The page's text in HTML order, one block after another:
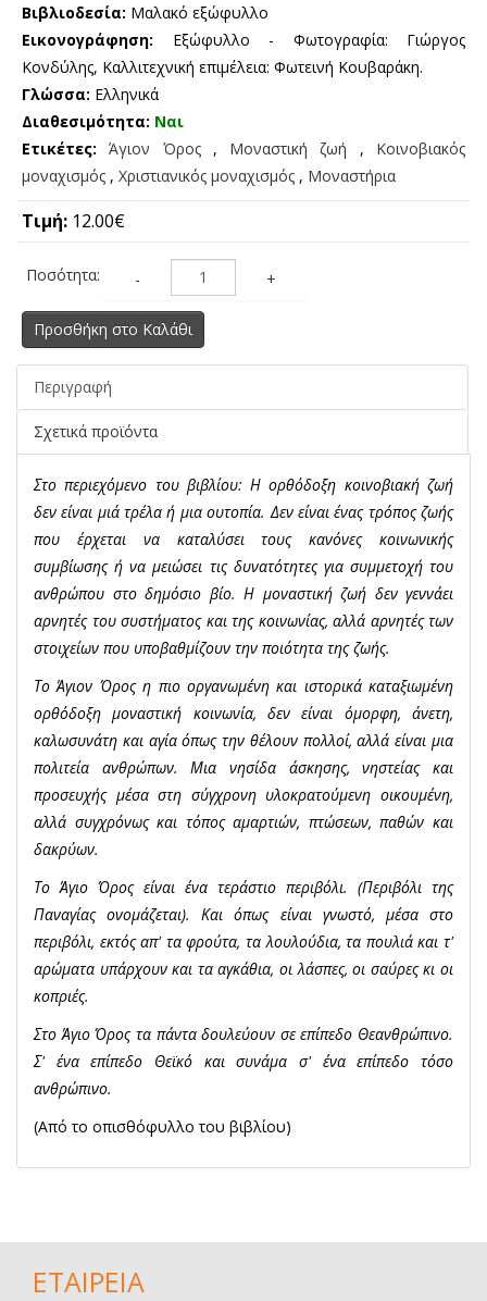
Βιβλιοδεσία: Μαλακό εξώφυλλο
Εικονογράφηση: Εξώφυλλο - Φωτογραφία: Γιώργος
Κονδύλης, Καλλιτεχνική επιμέλεια: Φωτεινή Κουβαράκη.
Γλώσσα: Ελληνικά
Διαθεσιμότητα: Ναι
Ετικέτες:
Άγιον Όρος, Μοναστική ζωή , Κοινοβιακός
μοναχισμός , Χριστιανικός μοναχισμός , Μοναστήρια
Τιμή: 12.00€
Ποσότητα: - +
Προσθήκη στο Καλάθι
Περιγραφή
Σχετικά προϊόντα
Στο περιεχόμενο του βιβλίου: Η ορθόδοξη κοινοβιακή ζωή
δεν είναι μιά τρέλα ή μια ουτοπία. Δεν είναι ένας τρόπος ζωής
που έρχεται να καταλύσει τους κανόνες κοινωνικής
συμβίωσης ή να μειώσει τις δυνατότητες για συμμετοχή του
ανθρώπου στο δημόσιο βίο. Η μοναστική ζωή δεν γεννάει
αρνητές του συστήματος και της κοινωνίας, αλλά αρνητές των
στοιχείων που υποβαθμίζουν την ποιότητα της ζωής.
Το Άγιον Όρος η πιο οργανωμένη και ιστορικά καταξιωμένη
ορθόδοξη μοναστική κοινωνία, δεν είναι όμορφη, άνετη,
καλωσυνάτη και αγία όπως την θέλουν πολλοί, αλλά είναι μια
πολιτεία ανθρώπων. Μια νησίδα άσκησης, νηστείας και
προσευχής μέσα στη σύγχρονη υλοκρατούμενη οικουμένη,
αλλά συγχρόνως και τόπος αμαρτιών, πτώσεων, παθών και
δακρύων.
Το Άγιο Όρος είναι ένα τεράστιο περιβόλι. (Περιβόλι της
Παναγίας ονομάζεται). Και όπως είναι γνωστό, μέσα στο
περιβόλι, εκτός απ' τα φρούτα, τα λουλούδια, τα πουλιά και τ'
αρώματα υπάρχουν και τα αγκάθια, οι λάσπες, οι σαύρες κι οι
κοπριές.
Στο Άγιο Όρος τα πάντα δουλεύουν σε επίπεδο Θεανθρώπινο.
Σ' ένα επίπεδο Θεϊκό και συνάμα σ' ένα επίπεδο τόσο
ανθρώπινο.
(Από το οπισθόφυλλο του βιβλίου)
ΕΤΑΙΡΕΙΑ